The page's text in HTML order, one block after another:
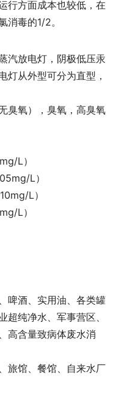
行方面成本也较低，在
消毒的1/2。
放电灯，阴极低压汞
灯从外型可分为直型，
氧），臭氧，高臭氧
L）
L）
L）
L）
酒、实用油、各类罐
纯净水、军事营区、
高含量致病体废水消
馆、餐馆、自来水厂